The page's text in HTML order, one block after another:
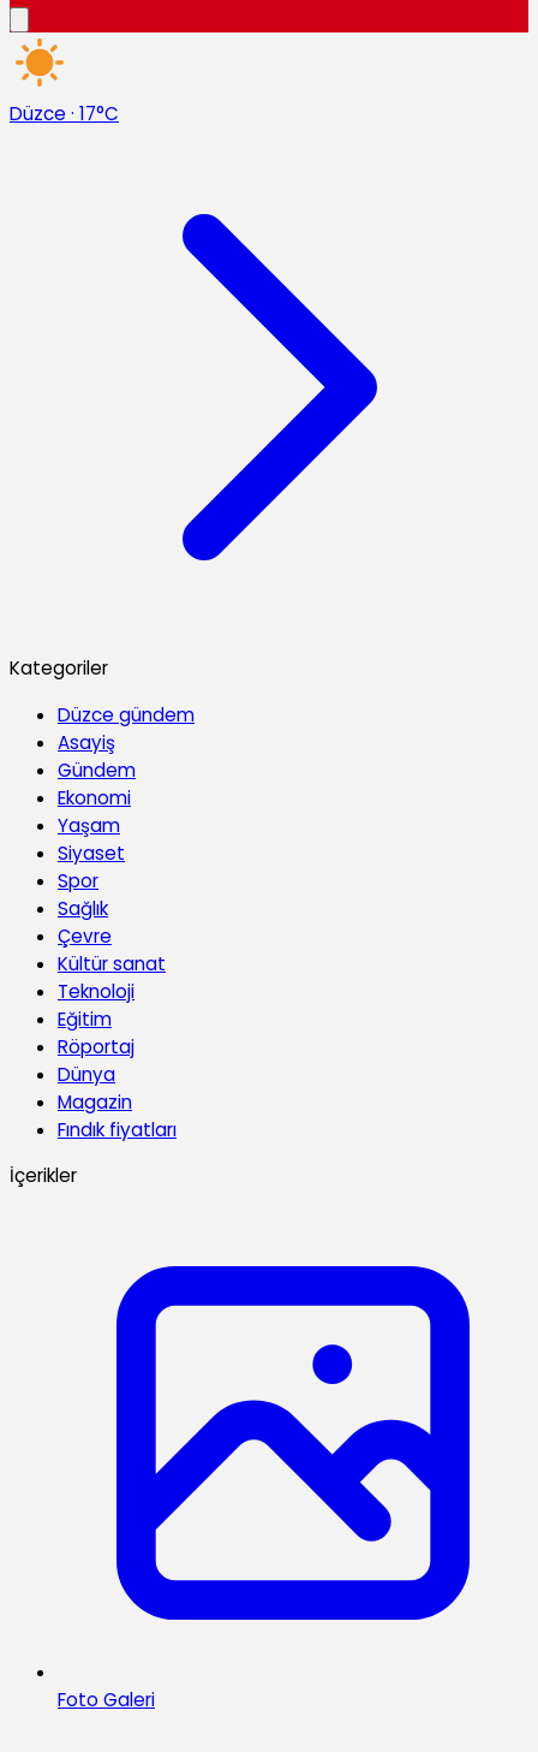
Düzce · 17°C
Kategoriler
Düzce gündem
Asayiş
Gündem
Ekonomi
Yaşam
Siyaset
Spor
Sağlık
Çevre
Kültür sanat
Teknoloji
Eğitim
Röportaj
Dünya
Magazin
Fındık fiyatları
İçerikler
Foto Galeri